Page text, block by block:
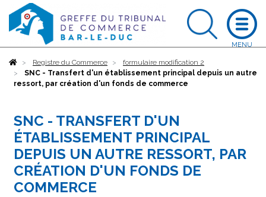
AccueilRegistre du Commerce
formulaire modification 2
SNC - Transfert d'un établissement principal depuis un autre
ressort, par création d'un fonds de commerce
SNC - TRANSFERT D'UN
ÉTABLISSEMENT PRINCIPAL
DEPUIS UN AUTRE RESSORT, PAR
CRÉATION D'UN FONDS DE
COMMERCE